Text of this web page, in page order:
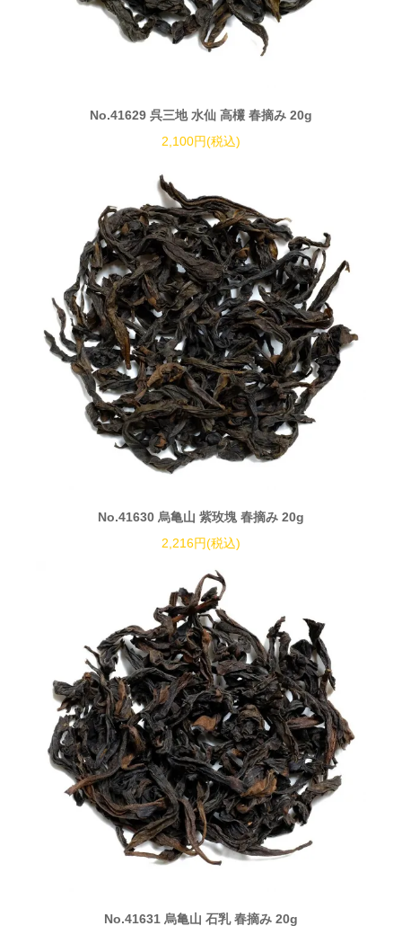
No.41629 呉三地 水仙 高欉 春摘み 20g
2,100円(税込)
No.41630 烏亀山 紫玫塊 春摘み 20g
2,216円(税込)
No.41631 烏亀山 石乳 春摘み 20g